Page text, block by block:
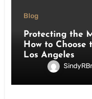
Blog
Protecting the
How to Choose
Los Angeles